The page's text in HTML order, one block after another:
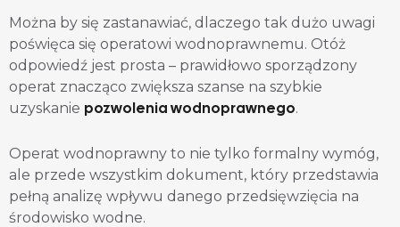
Można by się zastanawiać, dlaczego tak dużo uwagi
poświęca się operatowi wodnoprawnemu. Otóż
odpowiedź jest prosta – prawidłowo sporządzony
operat znacząco zwiększa szanse na szybkie
uzyskanie pozwolenia wodnoprawnego.
Operat wodnoprawny to nie tylko formalny wymóg,
ale przede wszystkim dokument, który przedstawia
pełną analizę wpływu danego przedsięwzięcia na
środowisko wodne.